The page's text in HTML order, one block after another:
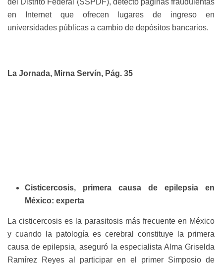
del Distrito Federal (SSPDF), detectó páginas fraudulentas
en Internet que ofrecen lugares de ingreso en
universidades públicas a cambio de depósitos bancarios.
La Jornada, Mirna Servín, Pág. 35
Cisticercosis, primera causa de epilepsia en
México: experta
La cisticercosis es la parasitosis más frecuente en México
y cuando la patología es cerebral constituye la primera
causa de epilepsia, aseguró la especialista Alma Griselda
Ramírez Reyes al participar en el primer Simposio de